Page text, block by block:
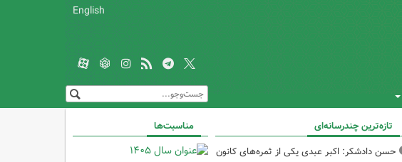
English
تازه‌ترین چندرسانه‌ای
حسن دادشکر: اکبر عبدی یکی از ثمره‌های کانون
مناسبت‌ها